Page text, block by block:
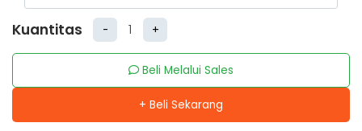
Kuantitas - +
Beli Melalui Sales
+ Beli Sekarang